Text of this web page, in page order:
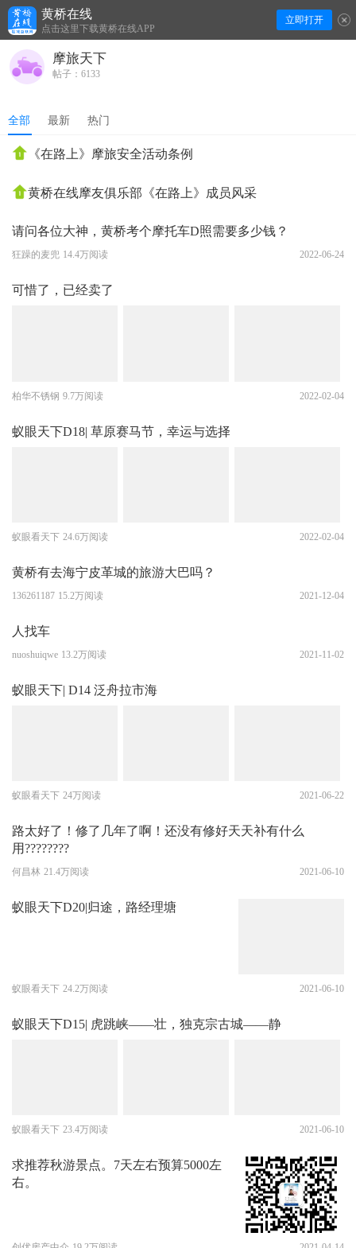
黄桥在线
点击这里下载黄桥在线APP
立即打开
摩旅天下
帖子：6133
全部 最新 热门
《在路上》摩旅安全活动条例
黄桥在线摩友俱乐部《在路上》成员风采
请问各位大神，黄桥考个摩托车D照需要多少钱？
狂躁的麦兜 14.4万阅读 2022-06-24
可惜了，已经卖了
柏华不锈钢 9.7万阅读 2022-02-04
蚁眼天下D18| 草原赛马节，幸运与选择
蚁眼看天下 24.6万阅读 2022-02-04
黄桥有去海宁皮革城的旅游大巴吗？
136261187 15.2万阅读 2021-12-04
人找车
nuoshuiqwe 13.2万阅读 2021-11-02
蚁眼天下| D14 泛舟拉市海
蚁眼看天下 24万阅读 2021-06-22
路太好了！修了几年了啊！还没有修好天天补有什么
用????????
何昌林 21.4万阅读 2021-06-10
蚁眼天下D20|归途，路经理塘
蚁眼看天下 24.2万阅读 2021-06-10
蚁眼天下D15| 虎跳峡——壮，独克宗古城——静
蚁眼看天下 23.4万阅读 2021-06-10
求推荐秋游景点。7天左右预算5000左
右。